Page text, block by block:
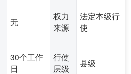
无
权力
来源
法定本级行
使
30个工作
日
行使
层级
县级